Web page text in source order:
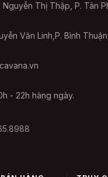
sau khi bạn đặt
sau khi đặt hàng.
quản Áo
?
Ngực Cao Cấp Unok
Nguyễn Thị Thập, P. Tân
Văn Linh,P. Bình
- 22h hàng ngày.